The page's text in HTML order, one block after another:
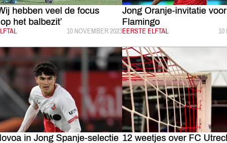
hebben veel de focus
het balbezit’
GEPUBLICEERD:
10 NOVEMBER 2023
Jong Oranje-invitatie
Flamingo
CATEGORIE:
EERSTE ELFTAL 10
in Jong Spanje-selectie 12 weetjes over FC